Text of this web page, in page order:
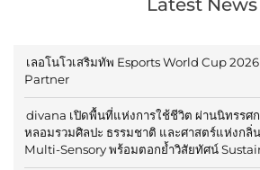
เลอโนโวเสริมทัพ Esports World Cup
Partner
divana เปิดพื้นที่แห่งการใช้ชีวิต ผ่านนิทรรศ
หลอมรวมศิลปะ ธรรมชาติ และศาสตร์แห่งกลิ่
Multi-Sensory พร้อมตอกย้ำวิสัยทัศน์